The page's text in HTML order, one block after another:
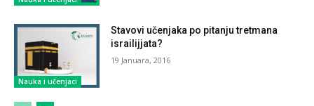
Nauka i učenjaci
Stavovi učenjaka po pitanju tretmana
israilijjata?
19 Januara, 2016